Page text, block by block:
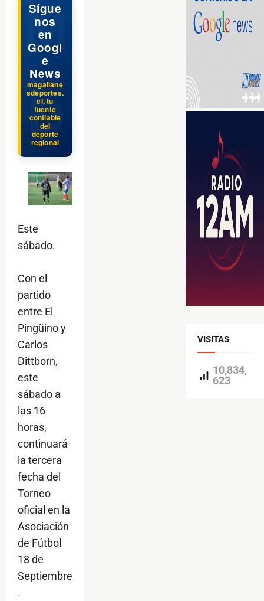
Sígue
nos
en
Googl
e
News
magallane
sdeportes.
cl, tu
fuente
confiable
del
deporte
regional
Este
sábado.
Con el
partido
entre El
Pingüino y
Carlos
Dittborn,
este
sábado a
las 16
horas,
continuará
la tercera
fecha del
Torneo
oficial en la
Asociación
de Fútbol
18 de
Septiembre
.
VISITAS
10,834,
623